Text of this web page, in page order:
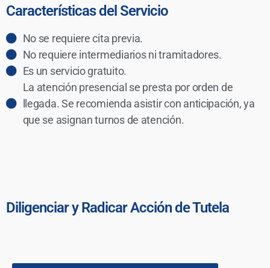
Características del Servicio
No se requiere cita previa.
No requiere intermediarios ni tramitadores.
Es un servicio gratuito.
La atención presencial se presta por orden de
llegada. Se recomienda asistir con anticipación, ya
que se asignan turnos de atención.
Diligenciar y Radicar Acción de Tutela